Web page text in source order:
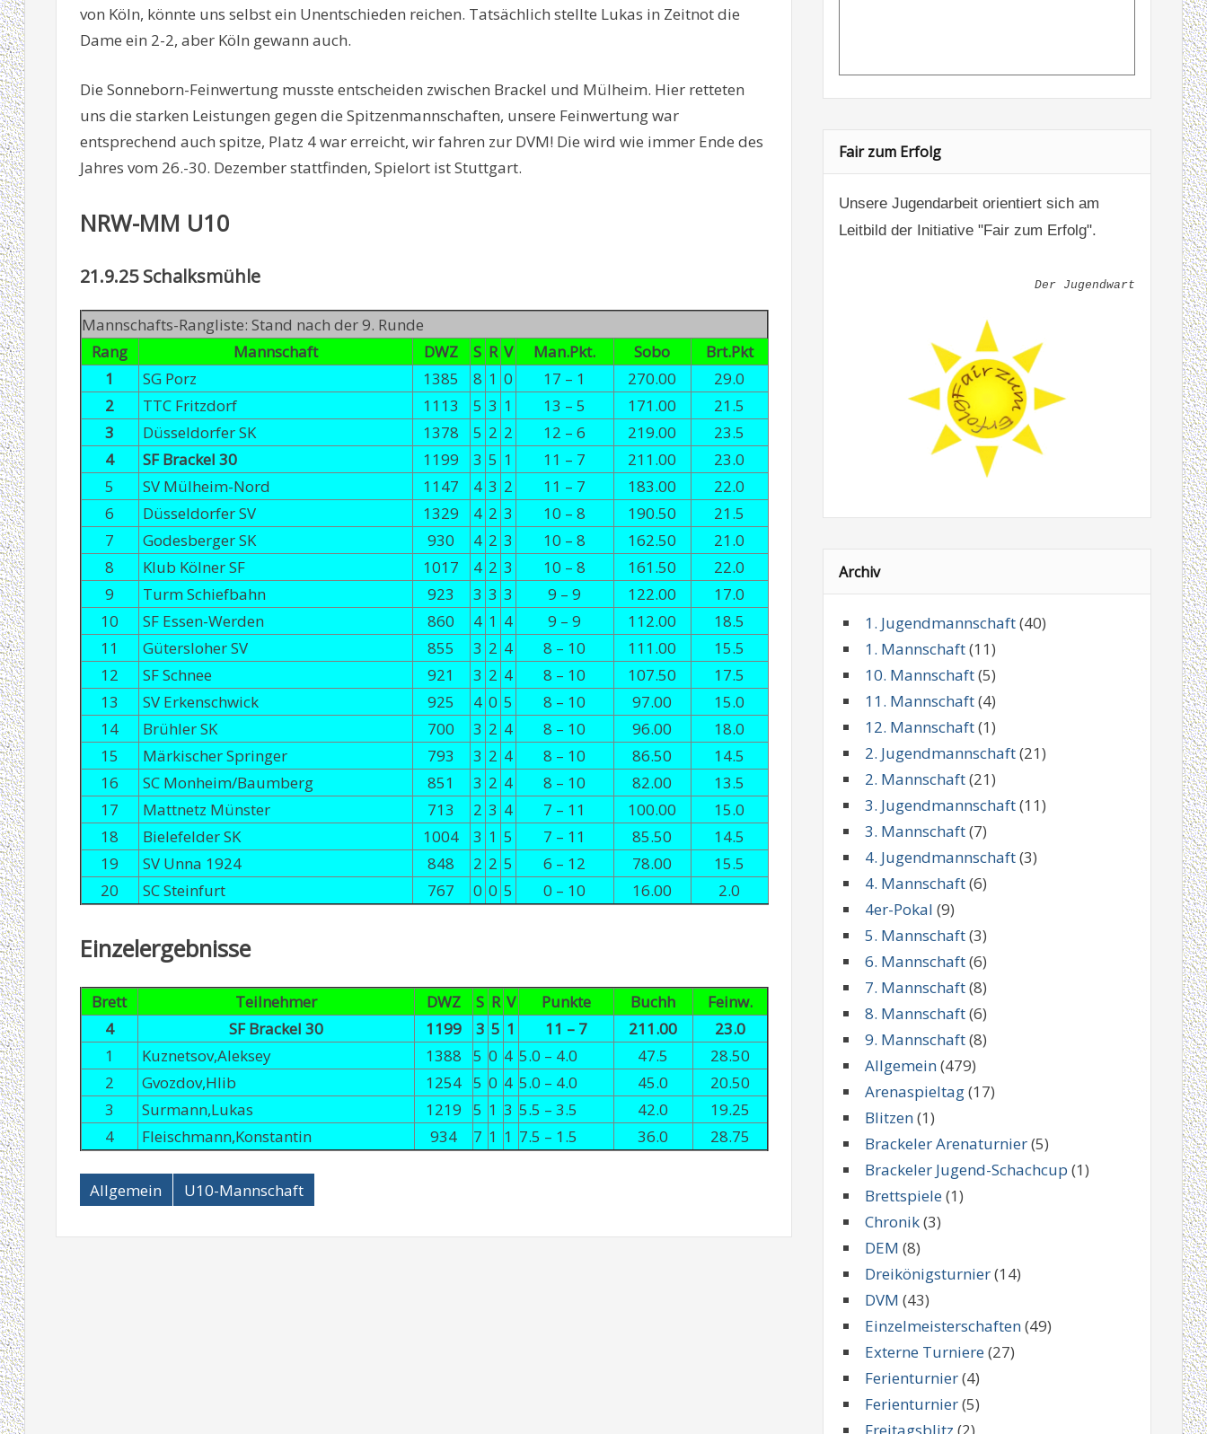
von Köln, könnte uns selbst ein Unentschieden reichen. Tatsächlich stellte Lukas in Zeitnot die
Dame ein 2-2, aber Köln gewann auch.
Die Sonneborn-Feinwertung musste entscheiden zwischen Brackel und Mülheim. Hier retteten
uns die starken Leistungen gegen die Spitzenmannschaften, unsere Feinwertung war
entsprechend auch spitze, Platz 4 war erreicht, wir fahren zur DVM! Die wird wie immer Ende des
Jahres vom 26.-30. Dezember stattfinden, Spielort ist Stuttgart.
NRW-MM U10
21.9.25 Schalksmühle
Mannschafts-Rangliste: Stand nach der 9. Runde
Rang
Mannschaft DWZ S R V Man.Pkt. Sobo
Brt.Pkt
1
SG Porz 1385 8 1 0 17 – 1 270.00
29.0
2
TTC Fritzdorf 1113 5 3 1 13 – 5 171.00
21.5
3
Düsseldorfer SK 1378 5 2 2 12 – 6 219.00
23.5
4
SF Brackel 30 1199 3 5 1 11 – 7 211.00
23.0
5
SV Mülheim-Nord 1147 4 3 2 11 – 7 183.00
22.0
6
Düsseldorfer SV 1329 4 2 3 10 – 8 190.50
21.5
7
Godesberger SK 930 4 2 3 10 – 8 162.50
21.0
8
Klub Kölner SF 1017 4 2 3 10 – 8 161.50
22.0
9
Turm Schiefbahn 923 3 3 3 9 – 9 122.00
17.0
10
SF Essen-Werden 860 4 1 4 9 – 9 112.00
18.5
11
Gütersloher SV 855 3 2 4 8 – 10 111.00
15.5
12
SF Schnee 921 3 2 4 8 – 10 107.50
17.5
13
SV Erkenschwick 925 4 0 5 8 – 10 97.00
15.0
14
Brühler SK 700 3 2 4 8 – 10 96.00
18.0
15
Märkischer Springer 793 3 2 4 8 – 10 86.50
14.5
16
SC Monheim/Baumberg 851 3 2 4 8 – 10 82.00
13.5
17
Mattnetz Münster 713 2 3 4 7 – 11 100.00
15.0
18
Bielefelder SK 1004 3 1 5 7 – 11 85.50
14.5
19
SV Unna 1924 848 2 2 5 6 – 12 78.00
15.5
20
SC Steinfurt 767 0 0 5 0 – 10 16.00 2.0
Einzelergebnisse
Brett Teilnehmer DWZ S R V Punkte Buchh
Feinw.
4
SF Brackel 30 1199 3 5 1 11 – 7 211.00
23.0
1
Kuznetsov,Aleksey 1388 5 0 4 5.0 – 4.0 47.5
28.50
2
Gvozdov,Hlib 1254 5 0 4 5.0 – 4.0 45.0
20.50
3
Surmann,Lukas 1219 5 1 3 5.5 – 3.5 42.0
19.25
4
Fleischmann,Konstantin 934 7 1 1 7.5 – 1.5 36.0 28.75
Allgemein U10-Mannschaft
Fair zum Erfolg
Unsere Jugendarbeit orientiert sich am
Leitbild der Initiative "Fair zum Erfolg".
Der Jugendwart
Archiv
1. Jugendmannschaft(40)
1. Mannschaft(11)
10. Mannschaft(5)
11. Mannschaft(4)
12. Mannschaft(1)
2. Jugendmannschaft(21)
2. Mannschaft(21)
3. Jugendmannschaft(11)
3. Mannschaft(7)
4. Jugendmannschaft(3)
4. Mannschaft(6)
4er-Pokal (9)
5. Mannschaft(3)
6. Mannschaft(6)
7. Mannschaft(8)
8. Mannschaft(6)
9. Mannschaft(8)
Allgemein(479)
Arenaspieltag(17)
Blitzen(1)
Brackeler Arenaturnier(5)
Brackeler Jugend-Schachcup (1)
Brettspiele(1)
Chronik(3)
DEM (8)
Dreikönigsturnier(14)
DVM (43)
Einzelmeisterschaften(49)
Externe Turniere(27)
Ferienturnier(4)
Ferienturnier(5)
Freitagsblitz (2)